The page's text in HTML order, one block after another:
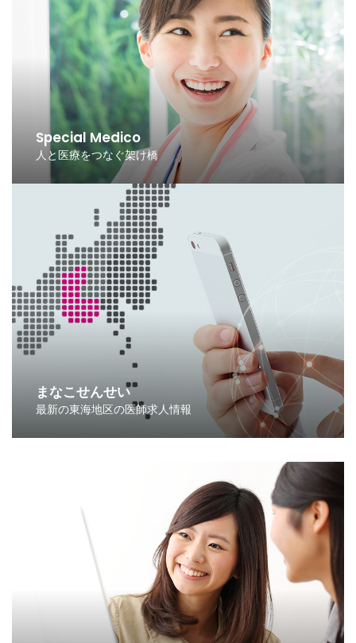
Special Medico
人と医療をつなぐ架け橋
まなこせんせい
最新の東海地区の医師求人情報